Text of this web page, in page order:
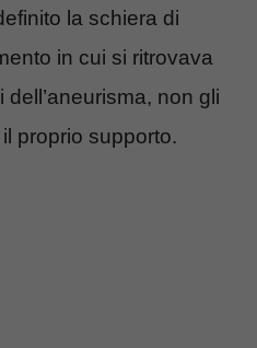
la schiera di
in cui si ritrovava
non gli
proprio supporto.